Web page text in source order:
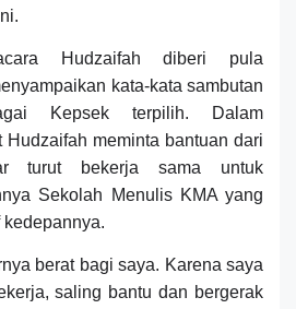
Hudzaifah diberi pula
kata-kata sambutan
Kepsek terpilih. Dalam
Hudzaifah meminta bantuan dari
turut bekerja sama untuk
Sekolah Menulis KMA yang
kedepannya.
berat bagi saya. Karena saya
saling bantu dan bergerak